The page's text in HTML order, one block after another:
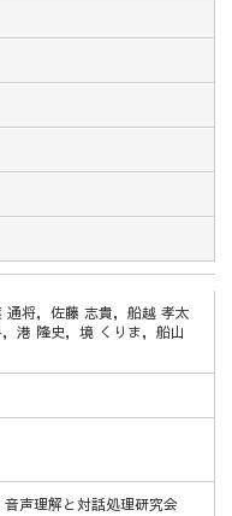
将，佐藤 志貴，船越 孝太
港 隆史，境 くりま，船山
声理解と対話処理研究会